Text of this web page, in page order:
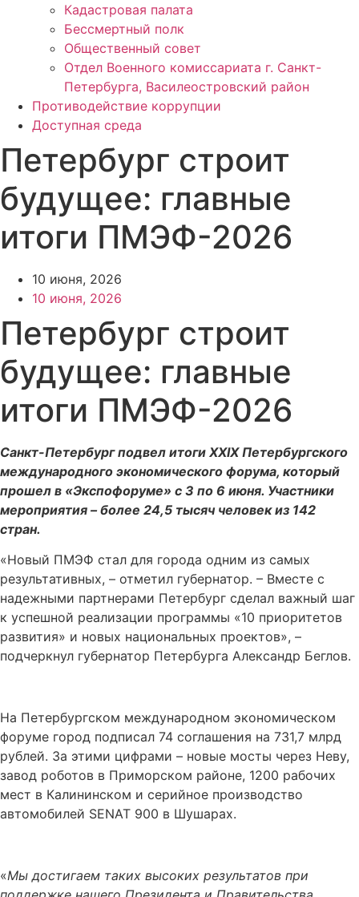
Кадастровая палата
Бессмертный полк
Общественный совет
Отдел Военного комиссариата г. Санкт-
Петербурга, Василеостровский район
Противодействие коррупции
Доступная среда
Петербург строит
будущее: главные
итоги ПМЭФ-2026
10 июня, 2026
10 июня, 2026
Петербург строит
будущее: главные
итоги ПМЭФ-2026
Санкт-Петербург подвел итоги XXIX Петербургского
международного экономического форума, который
прошел в «Экспофоруме» с 3 по 6 июня. Участники
мероприятия – более 24,5 тысяч человек из 142
стран.
«Новый ПМЭФ стал для города одним из самых
результативных, – отметил губернатор. – Вместе с
надежными партнерами Петербург сделал важный шаг
к успешной реализации программы «10 приоритетов
развития» и новых национальных проектов», –
подчеркнул губернатор Петербурга Александр Беглов.
На Петербургском международном экономическом
форуме город подписал 74 соглашения на 731,7 млрд
рублей. За этими цифрами – новые мосты через Неву,
завод роботов в Приморском районе, 1200 рабочих
мест в Калининском и серийное производство
автомобилей SENAT 900 в Шушарах.
«Мы достигаем таких высоких результатов при